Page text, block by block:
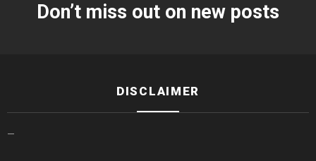
Don’t miss out on new posts
DISCLAIMER
—